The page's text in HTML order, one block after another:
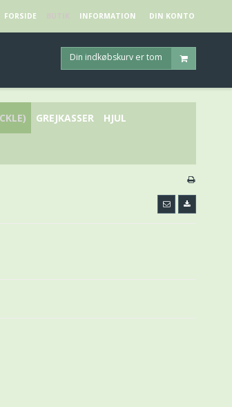
FORSIDE INFORMATION DIN KONTO
Din indkøbskurv er tom
GREJKASSER HJUL